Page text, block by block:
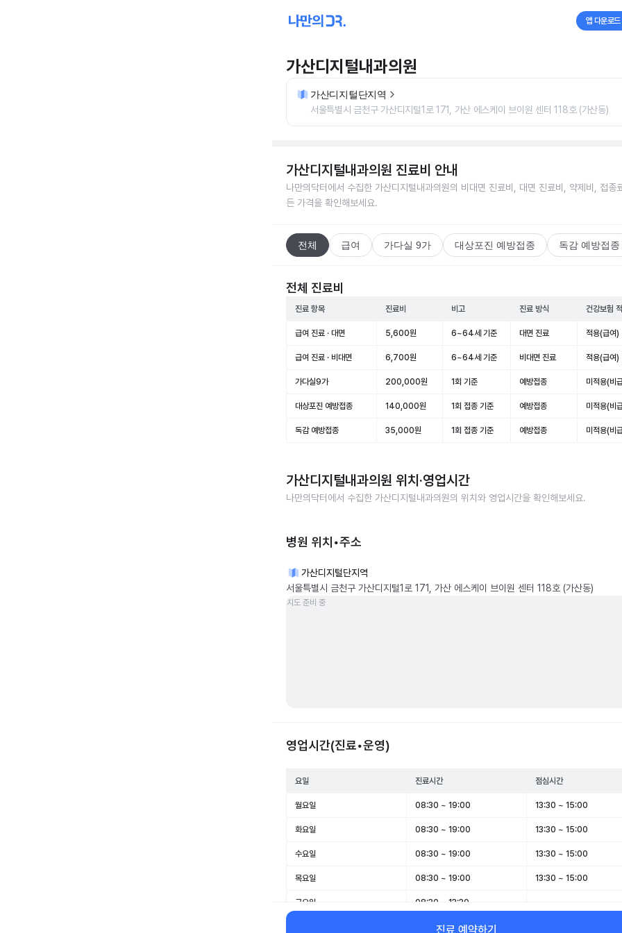
앱 다운로드
가산디지털내과의원
가산디지털단지역
서울특별시 금천구 가산디지털1로 171, 가산 에스케이 브이원 센터 118호 (가산동)
가산디지털내과의원 진료비 안내
나만의닥터에서 수집한 가산디지털내과의원의 비대면 진료비, 대면 진료비, 약제비, 접종
든 가격을 확인해보세요.
전체 급여 가다실 9가 대상포진 예방접종 독감 예방접종
전체 진료비
진료 항목 진료비 비고 진료 방식 건강보험
급여 진료 · 대면 5,600원 6~64세 기준 대면 진료 적용(급여)
급여 진료 · 비대면 6,700원 6~64세 기준 비대면 진료 적용(급여)
가다실9가 200,000원 1회 기준 예방접종 미적용(비
대상포진 예방접종 140,000원 1회 접종 기준 예방접종 미적용(비
독감 예방접종 35,000원 1회 접종 기준 예방접종 미적용(비
가산디지털내과의원 위치·영업시간
나만의닥터에서 수집한 가산디지털내과의원의 위치와 영업시간을 확인해보세요.
병원 위치•주소
가산디지털단지역
서울특별시 금천구 가산디지털1로 171, 가산 에스케이 브이원 센터 118호 (가산동)
지도 준비 중
영업시간(진료•운영)
요일 진료시간 점심시간
월요일 08:30 ~ 19:00 13:30 ~ 15:00
화요일 08:30 ~ 19:00 13:30 ~ 15:00
수요일 08:30 ~ 19:00 13:30 ~ 15:00
목요일 08:30 ~ 19:00 13:30 ~ 15:00
금요일 08:30 ~ 13:30
진료 예약하기